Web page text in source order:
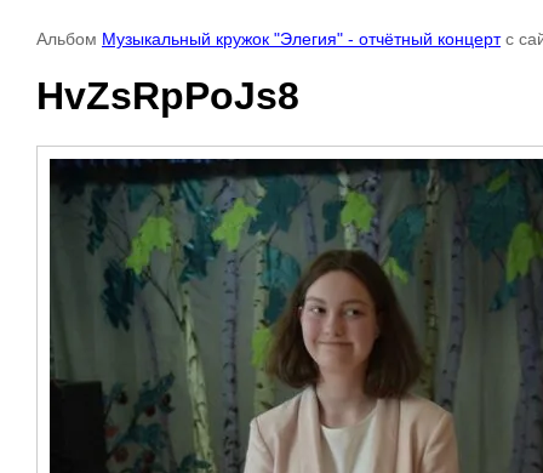
Альбом Музыкальный кружок "Элегия" - отчётный концертс
HvZsRpPoJs8